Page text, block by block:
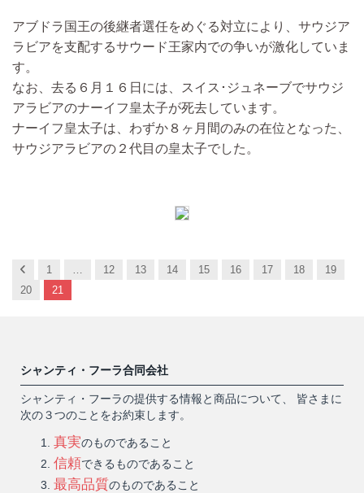
アブドラ国王の後継者選任をめぐる対立により、サウジア
ラビアを支配するサウード王家内での争いが激化していま
す。
なお、去る６月１６日には、スイス･ジュネーブでサウジ
アラビアのナーイフ皇太子が死去しています。
ナーイフ皇太子は、わずか８ヶ月間のみの在位となった、
サウジアラビアの２代目の皇太子でした。
Previous
1 12 13 14 15 16 17 18
19
20
21
シャンティ・フーラ合同会社
シャンティ・フーラの提供する情報と商品について、 皆さまに
次の３つのことをお約束します。
真実のものであること
信頼できるものであること
最高品質のものであること